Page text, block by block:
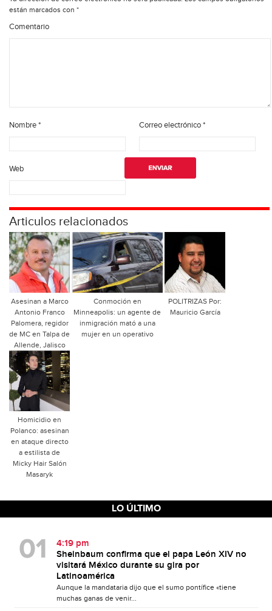
están marcados con *
Comentario
Nombre* Correo electrónico*
Web
Articulos relacionados
Asesinan a Marco
Antonio Franco
Palomera, regidor
de MC en Talpa de
Allende, Jalisco
Conmoción en
Minneapolis: un agente de
inmigración mató a una
mujer en un operativo
POLITRIZAS Por:
Mauricio García
Homicidio en
Polanco: asesinan
en ataque directo
a estilista de
Micky Hair Salón
Masaryk
LO ÚLTIMO
4:19 pm
Sheinbaum confirma que el papa León XIV no
visitará México durante su gira por
Latinoamérica
Aunque la mandataria dijo que el sumo pontífice «tiene
muchas ganas de venir...